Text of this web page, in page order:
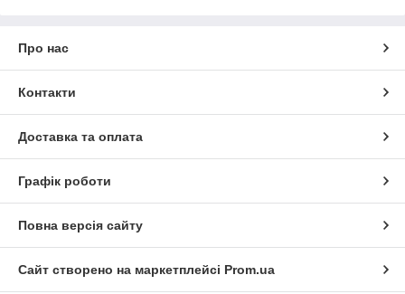
Про нас
Контакти
Доставка та оплата
Графік роботи
Повна версія сайту
Сайт створено на маркетплейсі Prom.ua